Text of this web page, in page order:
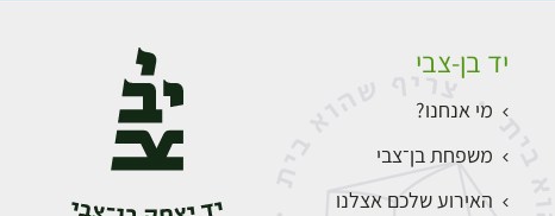
יד בן-צבי
מי אנחנו?
משפחת בן־צבי
האירוע שלכם אצלנו